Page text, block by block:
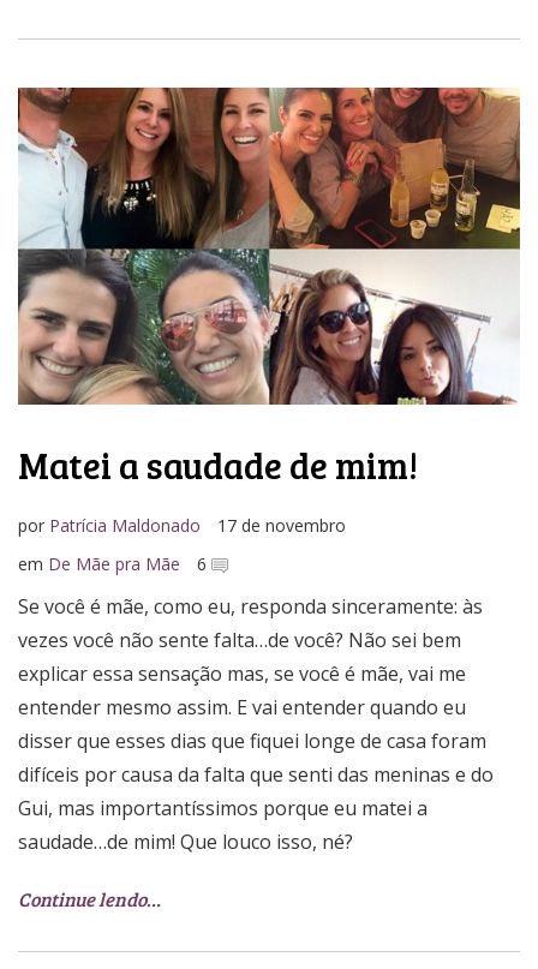
Matei a saudade de mim!
por Patrícia Maldonado
17 de novembro
em De Mãe pra Mãe 6
Se você é mãe, como eu, responda sinceramente: às
vezes você não sente falta…de você? Não sei bem
explicar essa sensação mas, se você é mãe, vai me
entender mesmo assim. E vai entender quando eu
disser que esses dias que fiquei longe de casa foram
difíceis por causa da falta que senti das meninas e do
Gui, mas importantíssimos porque eu matei a
saudade…de mim! Que louco isso, né?
Continue lendo…